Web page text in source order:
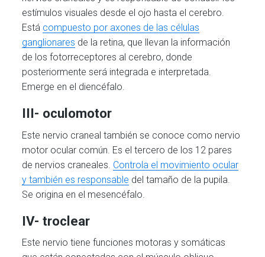
estímulos visuales desde el ojo hasta el cerebro.
Está compuesto por axones de las células
ganglionares de la retina, que llevan la información
de los fotorreceptores al cerebro, donde
posteriormente será integrada e interpretada.
Emerge en el diencéfalo.
III- oculomotor
Este nervio craneal también se conoce como nervio
motor ocular común. Es el tercero de los 12 pares
de nervios craneales. Controla el movimiento ocular
y también es responsable del tamaño de la pupila.
Se origina en el mesencéfalo.
IV- troclear
Este nervio tiene funciones motoras y somáticas